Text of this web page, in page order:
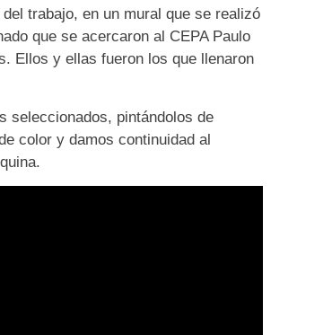
trabajo, en un mural que se realizó
que se acercaron al CEPA Paulo
Ellos y ellas fueron los que llenaron
seleccionados, pintándolos de
color y damos continuidad al